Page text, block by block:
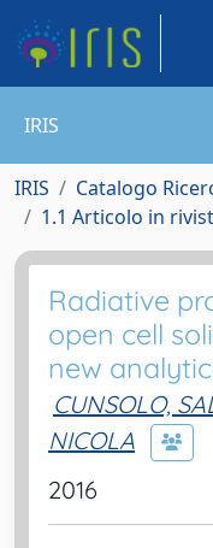
IRIS
IRIS Catalogo
1.1 Articolo in
Radiative
open cell
new
CUNSOLO,
NICOLA
2016